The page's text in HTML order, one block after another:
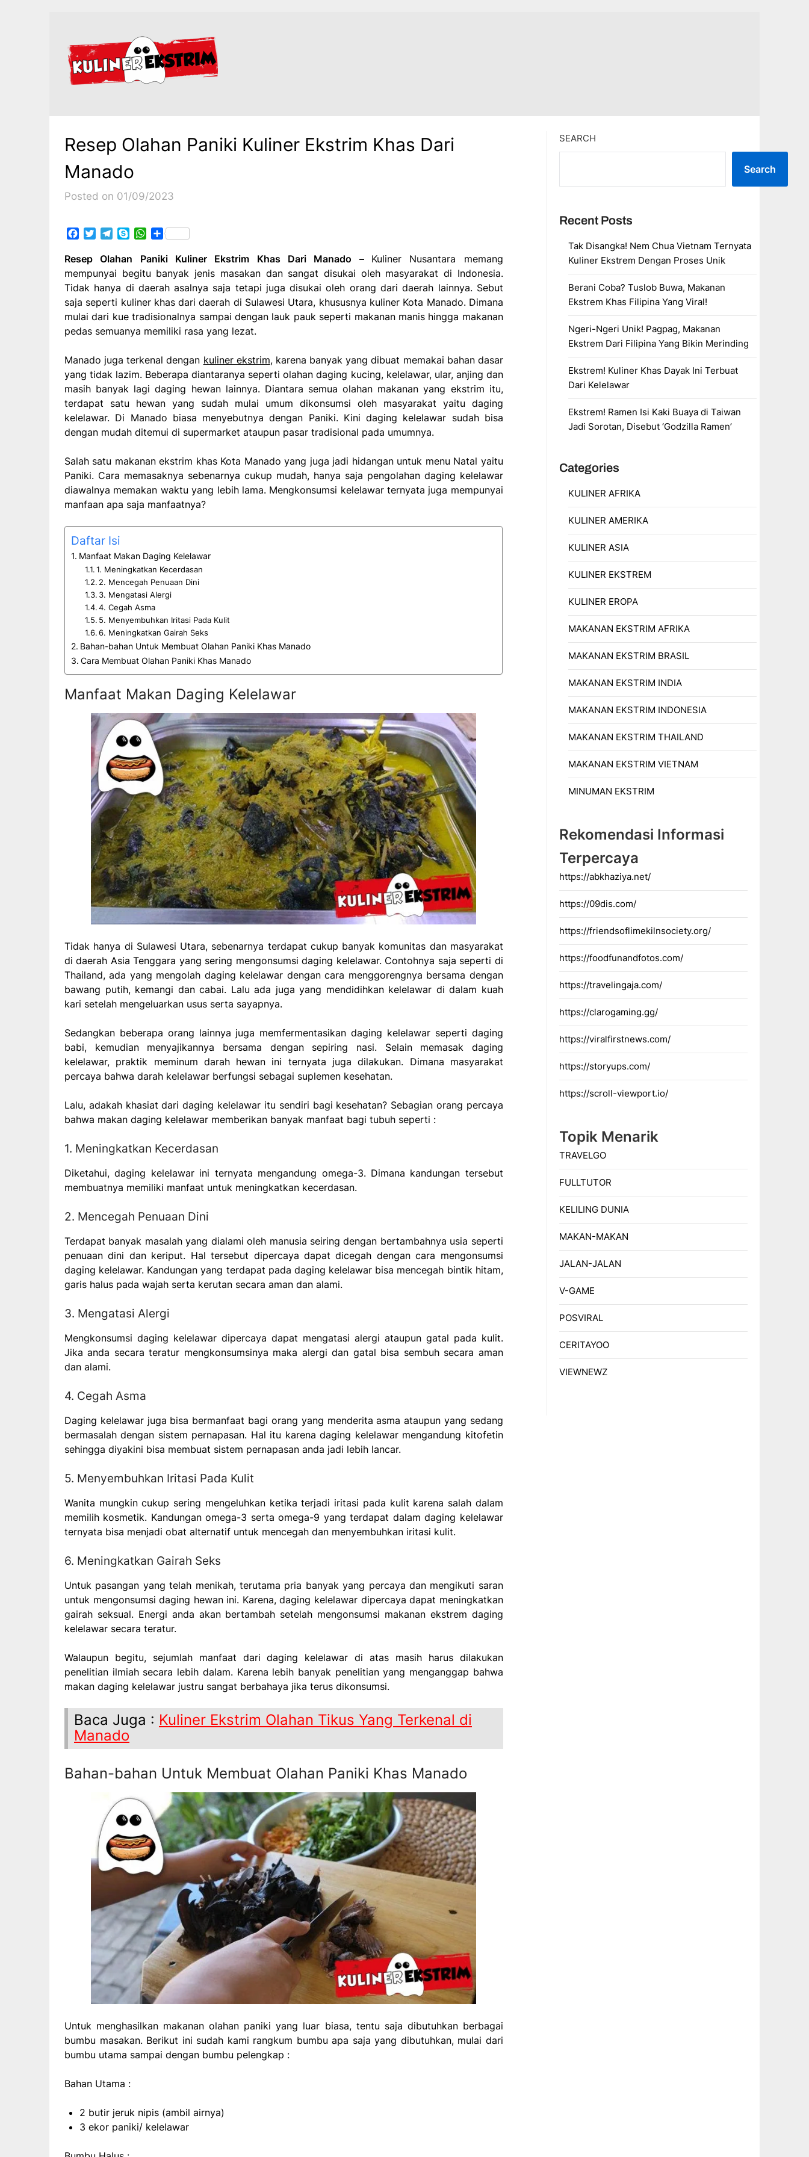
Resep Olahan Paniki Kuliner Ekstrim Khas Dari
Manado
Posted on 01/09/2023
Facebook
TwitterTelegram
SkypeWhatsApp
Share
Resep Olahan Paniki Kuliner Ekstrim Khas Dari Manado – Kuliner Nusantara memang
mempunyai begitu banyak jenis masakan dan sangat disukai oleh masyarakat di Indonesia.
Tidak hanya di daerah asalnya saja tetapi juga disukai oleh orang dari daerah lainnya. Sebut
saja seperti kuliner khas dari daerah di Sulawesi Utara, khususnya kuliner Kota Manado. Dimana
mulai dari kue tradisionalnya sampai dengan lauk pauk seperti makanan manis hingga makanan
pedas semuanya memiliki rasa yang lezat.
Manado juga terkenal dengan kuliner ekstrim, karena banyak yang dibuat memakai bahan dasar
yang tidak lazim. Beberapa diantaranya seperti olahan daging kucing, kelelawar, ular, anjing dan
masih banyak lagi daging hewan lainnya. Diantara semua olahan makanan yang ekstrim itu,
terdapat satu hewan yang sudah mulai umum dikonsumsi oleh masyarakat yaitu daging
kelelawar. Di Manado biasa menyebutnya dengan Paniki. Kini daging kelelawar sudah bisa
dengan mudah ditemui di supermarket ataupun pasar tradisional pada umumnya.
Salah satu makanan ekstrim khas Kota Manado yang juga jadi hidangan untuk menu Natal yaitu
Paniki. Cara memasaknya sebenarnya cukup mudah, hanya saja pengolahan daging kelelawar
diawalnya memakan waktu yang lebih lama. Mengkonsumsi kelelawar ternyata juga mempunyai
manfaan apa saja manfaatnya?
Daftar Isi
Manfaat Makan Daging Kelelawar
1. Meningkatkan Kecerdasan
2. Mencegah Penuaan Dini
3. Mengatasi Alergi
4. Cegah Asma
5. Menyembuhkan Iritasi Pada Kulit
6. Meningkatkan Gairah Seks
Bahan-bahan Untuk Membuat Olahan Paniki Khas Manado
Cara Membuat Olahan Paniki Khas Manado
Manfaat Makan Daging Kelelawar
Tidak hanya di Sulawesi Utara, sebenarnya terdapat cukup banyak komunitas dan masyarakat
di daerah Asia Tenggara yang sering mengonsumsi daging kelelawar. Contohnya saja seperti di
Thailand, ada yang mengolah daging kelelawar dengan cara menggorengnya bersama dengan
bawang putih, kemangi dan cabai. Lalu ada juga yang mendidihkan kelelawar di dalam kuah
kari setelah mengeluarkan usus serta sayapnya.
Sedangkan beberapa orang lainnya juga memfermentasikan daging kelelawar seperti daging
babi, kemudian menyajikannya bersama dengan sepiring nasi. Selain memasak daging
kelelawar, praktik meminum darah hewan ini ternyata juga dilakukan. Dimana masyarakat
percaya bahwa darah kelelawar berfungsi sebagai suplemen kesehatan.
Lalu, adakah khasiat dari daging kelelawar itu sendiri bagi kesehatan? Sebagian orang percaya
bahwa makan daging kelelawar memberikan banyak manfaat bagi tubuh seperti :
1. Meningkatkan Kecerdasan
Diketahui, daging kelelawar ini ternyata mengandung omega-3. Dimana kandungan tersebut
membuatnya memiliki manfaat untuk meningkatkan kecerdasan.
2. Mencegah Penuaan Dini
Terdapat banyak masalah yang dialami oleh manusia seiring dengan bertambahnya usia seperti
penuaan dini dan keriput. Hal tersebut dipercaya dapat dicegah dengan cara mengonsumsi
daging kelelawar. Kandungan yang terdapat pada daging kelelawar bisa mencegah bintik hitam,
garis halus pada wajah serta kerutan secara aman dan alami.
3. Mengatasi Alergi
Mengkonsumsi daging kelelawar dipercaya dapat mengatasi alergi ataupun gatal pada kulit.
Jika anda secara teratur mengkonsumsinya maka alergi dan gatal bisa sembuh secara aman
dan alami.
4. Cegah Asma
Daging kelelawar juga bisa bermanfaat bagi orang yang menderita asma ataupun yang sedang
bermasalah dengan sistem pernapasan. Hal itu karena daging kelelawar mengandung kitofetin
sehingga diyakini bisa membuat sistem pernapasan anda jadi lebih lancar.
5. Menyembuhkan Iritasi Pada Kulit
Wanita mungkin cukup sering mengeluhkan ketika terjadi iritasi pada kulit karena salah dalam
memilih kosmetik. Kandungan omega-3 serta omega-9 yang terdapat dalam daging kelelawar
ternyata bisa menjadi obat alternatif untuk mencegah dan menyembuhkan iritasi kulit.
6. Meningkatkan Gairah Seks
Untuk pasangan yang telah menikah, terutama pria banyak yang percaya dan mengikuti saran
untuk mengonsumsi daging hewan ini. Karena, daging kelelawar dipercaya dapat meningkatkan
gairah seksual. Energi anda akan bertambah setelah mengonsumsi makanan ekstrem daging
kelelawar secara teratur.
Walaupun begitu, sejumlah manfaat dari daging kelelawar di atas masih harus dilakukan
penelitian ilmiah secara lebih dalam. Karena lebih banyak penelitian yang menganggap bahwa
makan daging kelelawar justru sangat berbahaya jika terus dikonsumsi.
Baca Juga : Kuliner Ekstrim Olahan Tikus Yang Terkenal di
Manado
Bahan-bahan Untuk Membuat Olahan Paniki Khas Manado
Untuk menghasilkan makanan olahan paniki yang luar biasa, tentu saja dibutuhkan berbagai
bumbu masakan. Berikut ini sudah kami rangkum bumbu apa saja yang dibutuhkan, mulai dari
bumbu utama sampai dengan bumbu pelengkap :
Bahan Utama :
2 butir jeruk nipis (ambil airnya)
3 ekor paniki/ kelelawar
SEARCH
Search
Recent Posts
Tak Disangka! Nem Chua Vietnam Ternyata
Kuliner Ekstrem Dengan Proses Unik
Berani Coba? Tuslob Buwa, Makanan
Ekstrem Khas Filipina Yang Viral!
Ngeri-Ngeri Unik! Pagpag, Makanan
Ekstrem Dari Filipina Yang Bikin Merinding
Ekstrem! Kuliner Khas Dayak Ini Terbuat
Dari Kelelawar
Ekstrem! Ramen Isi Kaki Buaya di Taiwan
Jadi Sorotan, Disebut ‘Godzilla Ramen’
Categories
KULINER AFRIKA
KULINER AMERIKA
KULINER ASIA
KULINER EKSTREM
KULINER EROPA
MAKANAN EKSTRIM AFRIKA
MAKANAN EKSTRIM BRASIL
MAKANAN EKSTRIM INDIA
MAKANAN EKSTRIM INDONESIA
MAKANAN EKSTRIM THAILAND
MAKANAN EKSTRIM VIETNAM
MINUMAN EKSTRIM
Rekomendasi Informasi
Terpercaya
https://abkhaziya.net/
https://09dis.com/
https://friendsoflimekilnsociety.org/
https://foodfunandfotos.com/
https://travelingaja.com/
https://clarogaming.gg/
https://viralfirstnews.com/
https://storyups.com/
https://scroll-viewport.io/
Topik Menarik
TRAVELGO
FULLTUTOR
KELILING DUNIA
MAKAN-MAKAN
JALAN-JALAN
V-GAME
POSVIRAL
CERITAYOO
VIEWNEWZ